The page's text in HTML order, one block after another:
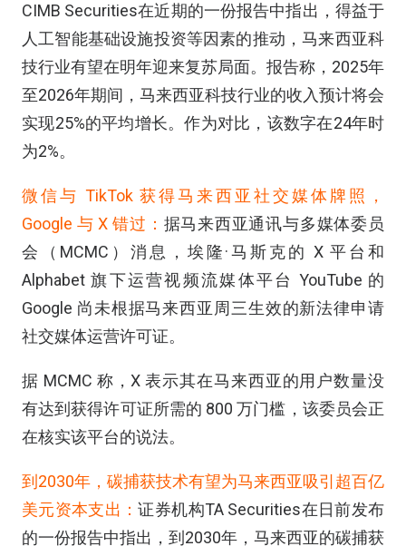
CIMB Securities在近期的一份报告中指出，得益于
人工智能基础设施投资等因素的推动，马来西亚科
技行业有望在明年迎来复苏局面。报告称，2025年
至2026年期间，马来西亚科技行业的收入预计将会
实现25%的平均增长。作为对比，该数字在24年时
为2%。
微信与 TikTok 获得马来西亚社交媒体牌照，
Google 与 X 错过： 据马来西亚通讯与多媒体委员
会（MCMC）消息，埃隆·马斯克的 X 平台和
Alphabet 旗下运营视频流媒体平台 YouTube 的
Google 尚未根据马来西亚周三生效的新法律申请
社交媒体运营许可证。
据 MCMC 称，X 表示其在马来西亚的用户数量没
有达到获得许可证所需的 800 万门槛，该委员会正
在核实该平台的说法。
到2030年，碳捕获技术有望为马来西亚吸引超百亿
美元资本支出：证券机构TA Securities在日前发布
的一份报告中指出，到2030年，马来西亚的碳捕获